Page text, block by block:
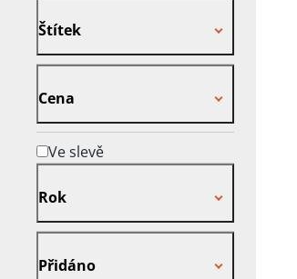
Štítek
Cena
Ve slevě
Rok
Přidáno